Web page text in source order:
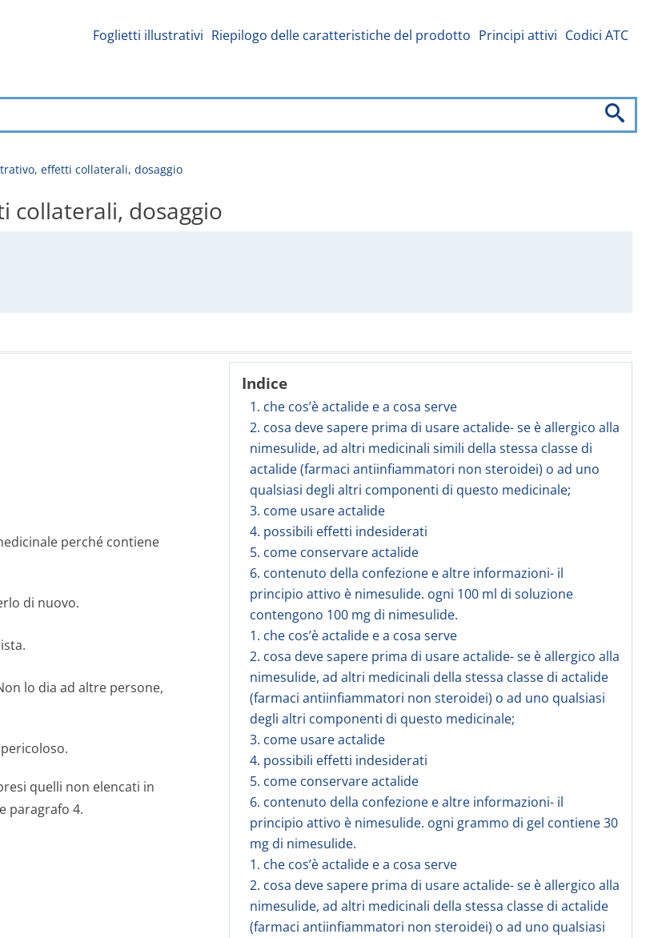
Foglietti illustrativi Riepilogo delle caratteristiche del prodotto Principi attivi Codici ATC
effetti collaterali, dosaggio
collaterali, dosaggio
Indice
1. che cos’è actalide e a cosa serve
2. cosa deve sapere prima di usare actalide- se è allergico alla
nimesulide, ad altri medicinali simili della stessa classe di
actalide (farmaci antiinfiammatori non steroidei) o ad uno
qualsiasi degli altri componenti di questo medicinale;
3. come usare actalide
4. possibili effetti indesiderati
5. come conservare actalide
6. contenuto della confezione e altre informazioni- il
principio attivo è nimesulide. ogni 100 ml di soluzione
contengono 100 mg di nimesulide.
1. che cos’è actalide e a cosa serve
2. cosa deve sapere prima di usare actalide- se è allergico alla
nimesulide, ad altri medicinali della stessa classe di actalide
(farmaci antiinfiammatori non steroidei) o ad uno qualsiasi
degli altri componenti di questo medicinale;
3. come usare actalide
4. possibili effetti indesiderati
5. come conservare actalide
6. contenuto della confezione e altre informazioni- il
principio attivo è nimesulide. ogni grammo di gel contiene 30
mg di nimesulide.
1. che cos’è actalide e a cosa serve
2. cosa deve sapere prima di usare actalide- se è allergico alla
nimesulide, ad altri medicinali della stessa classe di actalide
(farmaci antiinfiammatori non steroidei) o ad uno qualsiasi
perché contiene
di nuovo.
lo dia ad altre persone,
quelli non elencati in
paragrafo 4.